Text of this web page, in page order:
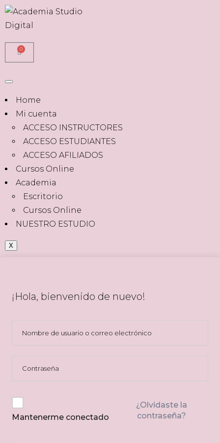
0
Home
Mi cuenta
ACCESO INSTRUCTORES
ACCESO ESTUDIANTES
ACCESO AFILIADOS
Cursos Online
Academia
Escritorio
Cursos Online
NUESTRO ESTUDIO
X
¡Hola, bienvenido de nuevo!
Mantenerme conectado
¿Olvidaste la
contraseña?